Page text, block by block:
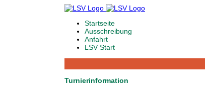
Startseite
Ausschreibung
Anfahrt
LSV Start
Turnierinformation